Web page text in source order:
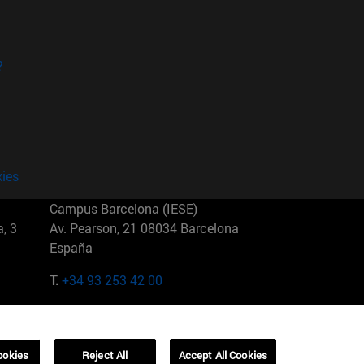
3
Campus Barcelona (IESE)
Av. Pearson, 21 08034 Barcelona
España
T.+34 93 253 42 00
01321001 Bela Vista Brasil
Reject All Accept All Cookies